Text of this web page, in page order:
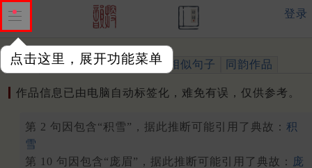
点击这里，展开功能菜单
登录
作品 标注四声 出处、引用 相似句子 同韵作品
作品信息已由电脑自动标签化，难免有误，仅供参考。
第 2 句因包含“积雪”，据此推断可能引用了典故： 积
雪
第 10 句因包含“庞眉”，据此推断可能引用了典故： 庞